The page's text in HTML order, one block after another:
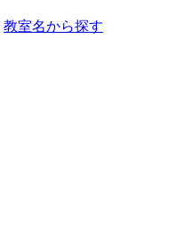
教室名から探す